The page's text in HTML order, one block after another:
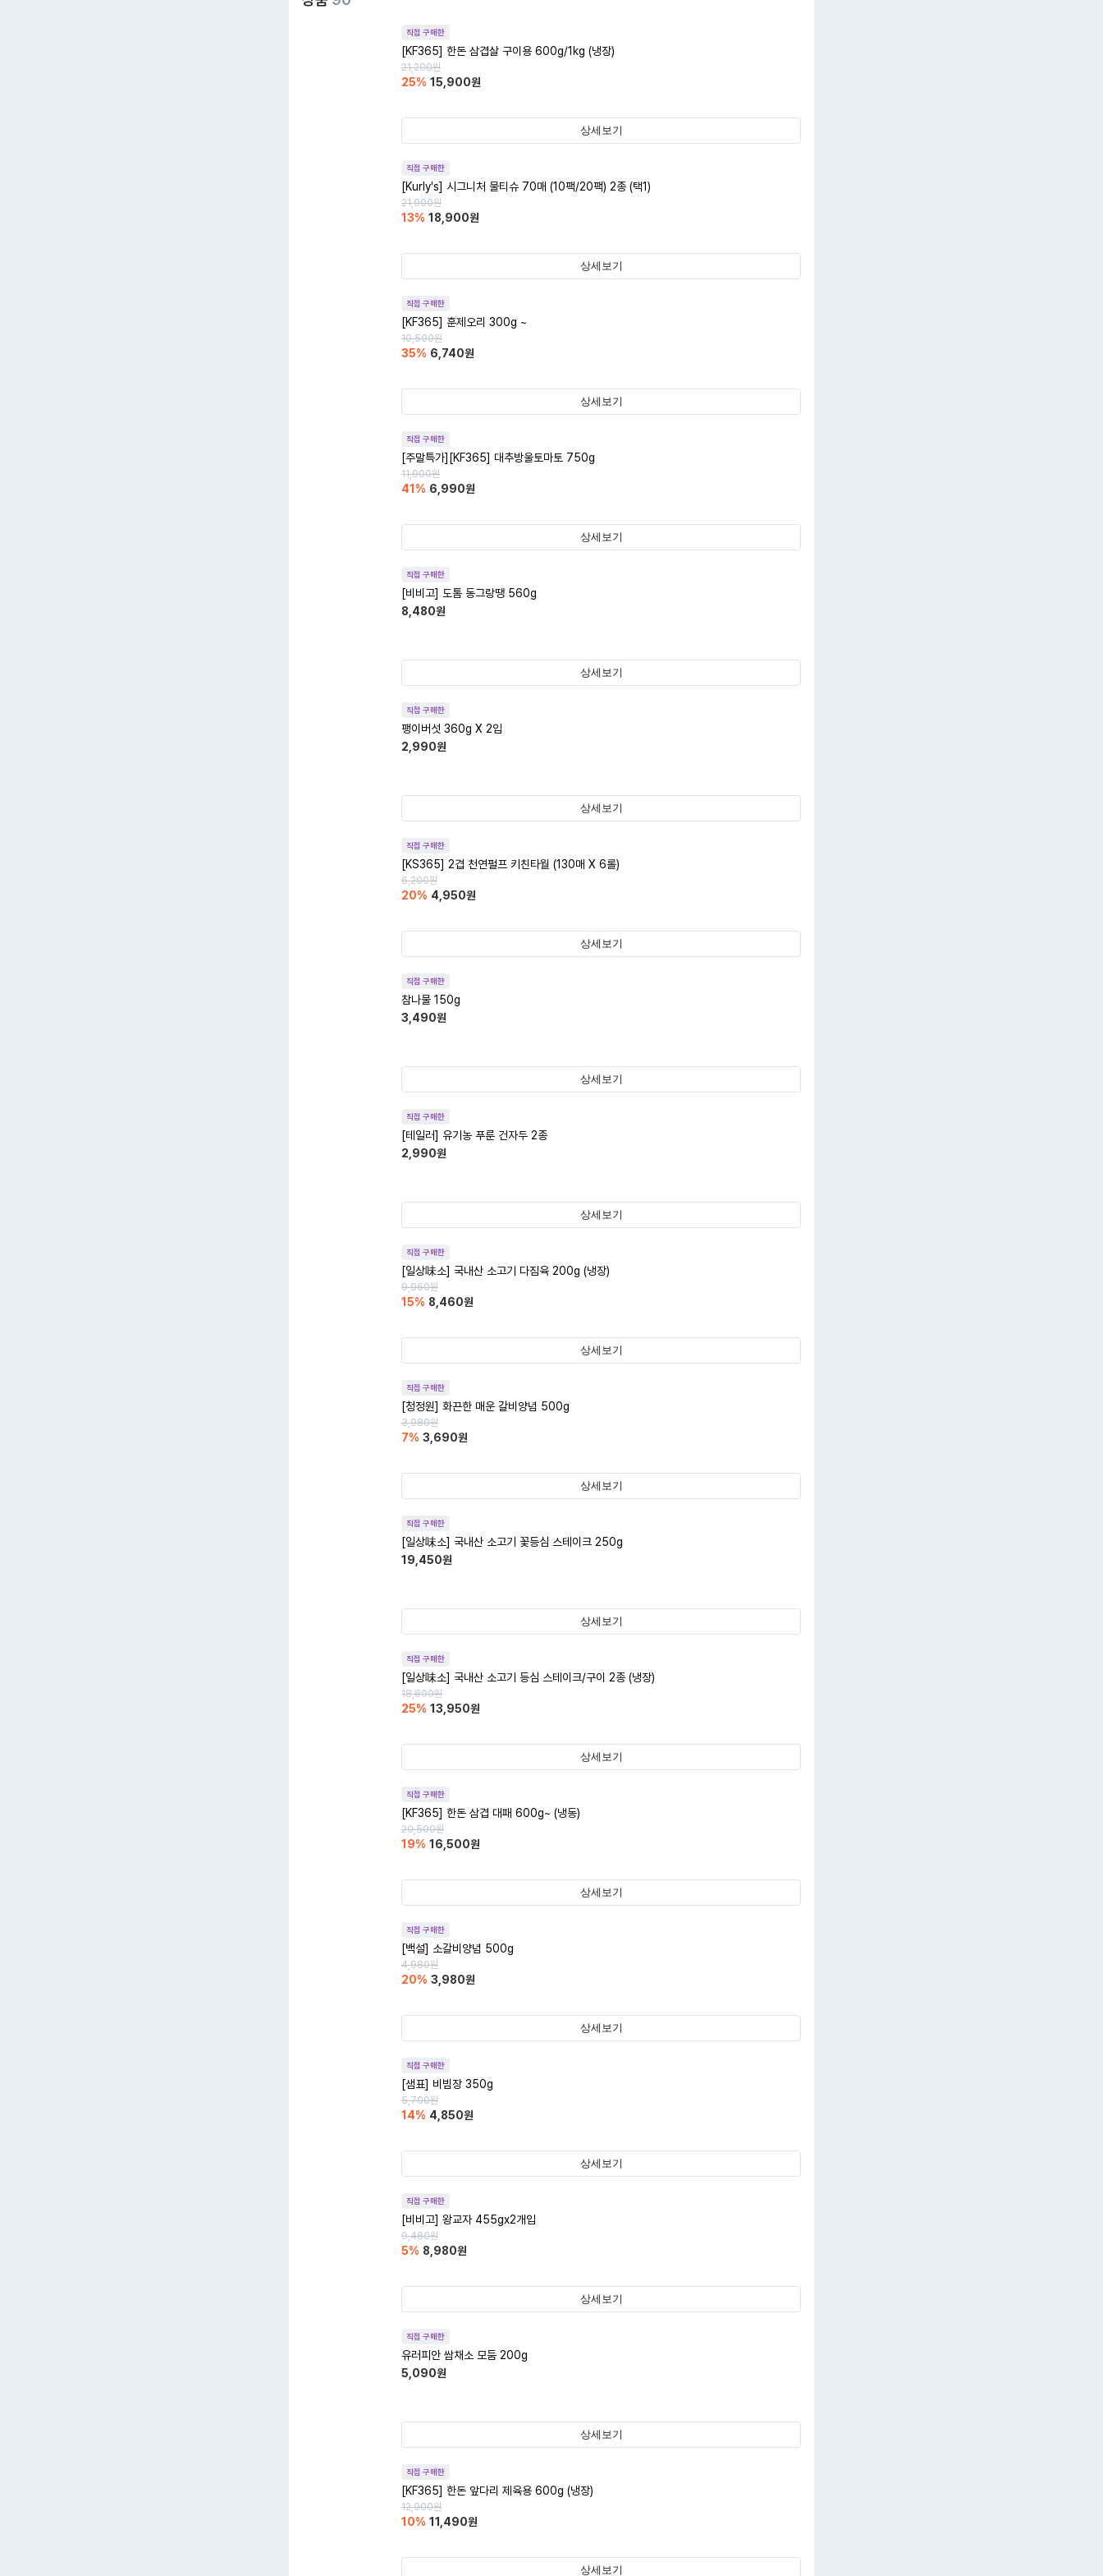
직접 구매한
[KF365] 한돈 삼겹살 구이용 600g/1kg (냉장)
21,200원
25% 15,900원
상세보기
직접 구매한
[Kurly's] 시그니처 물티슈 70매 (10팩/20팩) 2종 (택1)
21,900원
13% 18,900원
상세보기
직접 구매한
[KF365] 훈제오리 300g ~
10,500원
35% 6,740원
상세보기
직접 구매한
[주말특가][KF365] 대추방울토마토 750g
11,900원
41 % 6,990원
상세보기
직접 구매한
[비비고] 도톰 동그랑땡 560g
8,480원
상세보기
직접 구매한
팽이버섯 360g X 2입
2,990원
상세보기
직접 구매한
[KS365] 2겹 천연펄프 키친타월 (130매 X 6롤)
6,200원
20% 4,950원
상세보기
직접 구매한
참나물 150g
3,490원
상세보기
직접 구매한
[테일러] 유기농 푸룬 건자두 2종
2,990원
상세보기
직접 구매한
[일상味소] 국내산 소고기 다짐육 200g (냉장)
9,960원
15% 8,460원
상세보기
직접 구매한
[청정원] 화끈한 매운 갈비양념 500g
3,980원
7% 3,690원
상세보기
직접 구매한
[일상味소] 국내산 소고기 꽃등심 스테이크 250g
19,450원
상세보기
직접 구매한
[일상味소] 국내산 소고기 등심 스테이크/구이 2종 (냉장)
18,600원
25% 13,950원
상세보기
직접 구매한
[KF365] 한돈 삼겹 대패 600g~ (냉동)
20,500원
19% 16,500원
상세보기
직접 구매한
[백설] 소갈비양념 500g
4,980원
20% 3,980원
상세보기
직접 구매한
[샘표] 비빔장 350g
5,700원
14% 4,850원
상세보기
직접 구매한
[비비고] 왕교자 455gx2개입
9,480원
5% 8,980원
상세보기
직접 구매한
유러피안 쌈채소 모둠 200g
5,090원
상세보기
직접 구매한
[KF365] 한돈 앞다리 제육용 600g (냉장)
12,900원
10% 11,490원
상세보기